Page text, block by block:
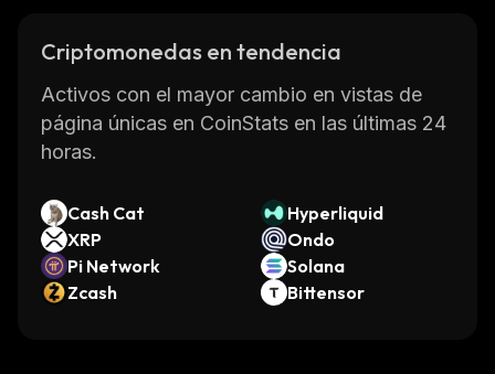
Criptomonedas en tendencia
Activos con el mayor cambio en vistas de
página únicas en CoinStats en las últimas 24
horas.
Cash Cat
Hyperliquid
XRP
Ondo
Pi Network
Solana
Zcash
Bittensor